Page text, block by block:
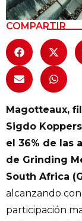
COMPARTIR
Magotteaux,
Sigdo
el 36% de las
de Grinding
South Africa
alcanzando
participación